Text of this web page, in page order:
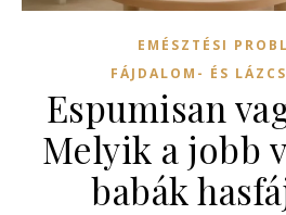
EMÉSZTÉSI
FÁJDALOM- ÉS
Espumisan
Melyik a jobb
babák